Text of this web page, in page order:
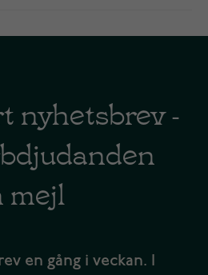
nyhetsbrev -
mejl
en gång i veckan. I